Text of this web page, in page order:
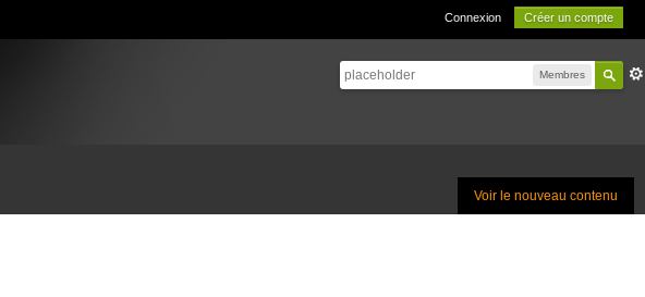
Connexion Créer un compte
Membres
Voir le nouveau contenu